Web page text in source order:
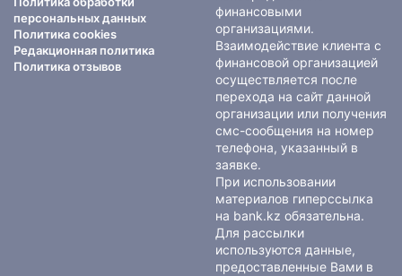
персональных данных
Политика cookies
Редакционная политика
Политика отзывов
финансовыми
организациями.
Взаимодействие клиента с
финансовой организацией
осуществляется после
перехода на сайт данной
организации или получения
смс-сообщения на номер
телефона, указанный в
заявке.
При использовании
материалов гиперссылка
на bank.kz обязательна.
Для рассылки
используются данные,
предоставленные Вами в